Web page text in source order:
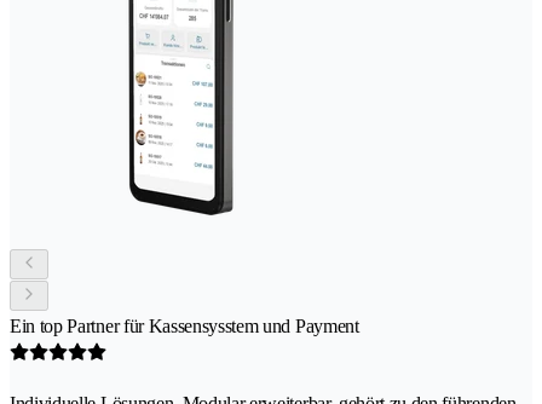
Ein top Partner für Kassensysstem und Payment